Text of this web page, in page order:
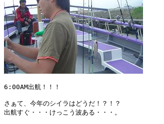
6:00AM出航！！！
さぁて、今年のシイラはどうだ！？！？
出航すぐ・・・けっこう波ある・・・。